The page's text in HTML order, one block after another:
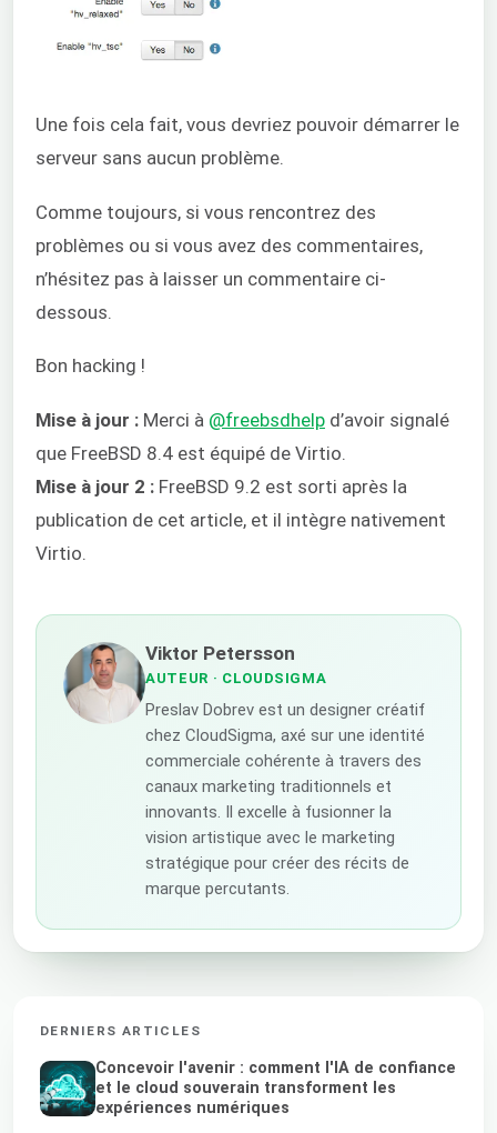
Une fois cela fait, vous devriez pouvoir démarrer le
serveur sans aucun problème.
Comme toujours, si vous rencontrez des
problèmes ou si vous avez des commentaires,
n’hésitez pas à laisser un commentaire ci-
dessous.
Bon hacking !
Mise à jour : Merci à @freebsdhelp d’avoir signalé
que FreeBSD 8.4 est équipé de Virtio.
Mise à jour 2 : FreeBSD 9.2 est sorti après la
publication de cet article, et il intègre nativement
Virtio.
Viktor Petersson
AUTEUR · CLOUDSIGMA
Preslav Dobrev est un designer créatif
chez CloudSigma, axé sur une identité
commerciale cohérente à travers des
canaux marketing traditionnels et
innovants. Il excelle à fusionner la
vision artistique avec le marketing
stratégique pour créer des récits de
marque percutants.
DERNIERS ARTICLES
Concevoir l'avenir : comment l'IA de confiance
et le cloud souverain transforment les
expériences numériques